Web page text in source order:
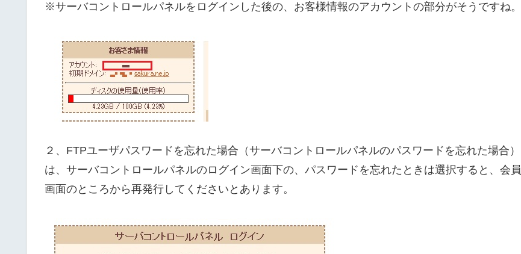
※サーバコントロールパネルをログインした後の、お客様情報のアカウントの部分がそうですね。
２、FTPユーザパスワードを忘れた場合（サーバコントロールパネルのパスワードを忘れた場合）
は、サーバコントロールパネルのログイン画面下の、パスワードを忘れたときは選択すると、会員
画面のところから再発行してくださいとあります。